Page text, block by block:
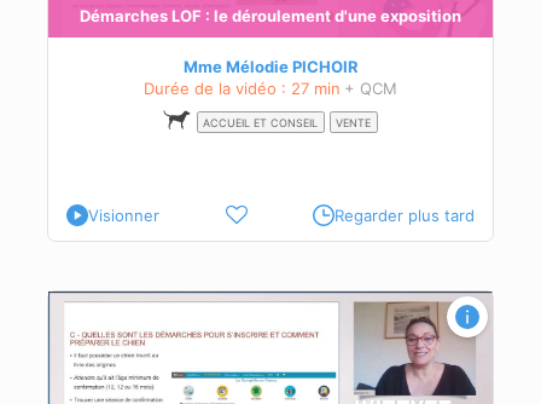
Démarches LOF : le déroulement d'une exposition
Mme Mélodie PICHOIR
Durée de la vidéo : 27 min + QCM
ACCUEIL ET CONSEIL VENTE
Visionner Regarder plus tard